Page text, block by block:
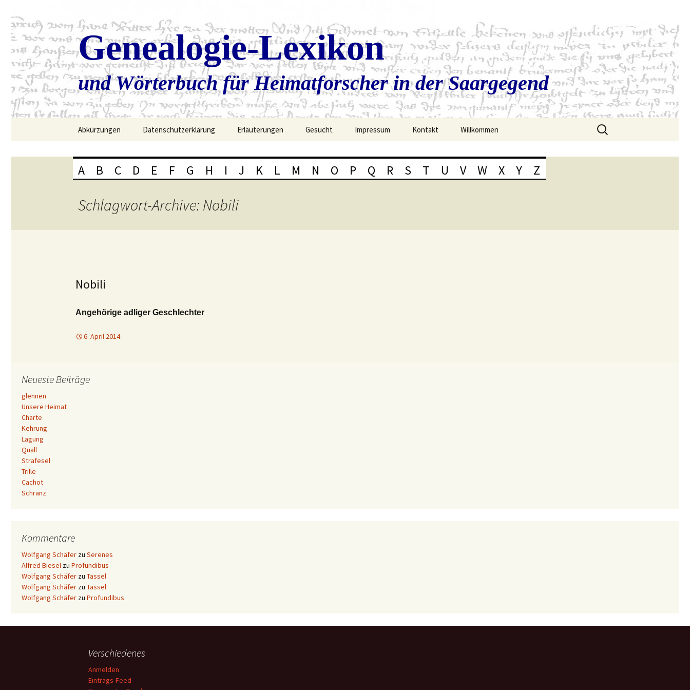
Genealogie-Lexikon
und Wörterbuch für Heimatforscher in der Saargegend
Abkürzungen Datenschutzerklärung Erläuterungen Gesucht Impressum Kontakt Willkommen
Suchen
nach:
A B C D E F G H I J K L M N O P Q R S T U V W X Y Z
Schlagwort-Archive: Nobili
Nobili
Angehörige adliger Geschlechter
6. April 2014
Neueste Beiträge
glennen
Unsere Heimat
Charte
Kehrung
Lagung
Quall
Strafesel
Trille
Cachot
Schranz
Kommentare
Wolfgang Schäfer zu Serenes
Alfred Biesel zu Profundibus
Wolfgang Schäfer zu Tassel
Wolfgang Schäfer zu Tassel
Wolfgang Schäfer zu Profundibus
Verschiedenes
Anmelden
Eintrags-Feed